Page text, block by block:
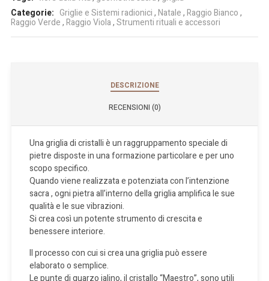
Categorie: Griglie e Sistemi radionici,Natale,Raggio Bianco,
Raggio Verde,Raggio Viola,Strumenti rituali e accessori
DESCRIZIONE
RECENSIONI (0)
Una griglia di cristalli è un raggruppamento speciale di
pietre disposte in una formazione particolare e per uno
scopo specifico.
Quando viene realizzata e potenziata con l’intenzione
sacra , ogni pietra all’interno della griglia amplifica le sue
qualità e le sue vibrazioni.
Si crea così un potente strumento di crescita e
benessere interiore.
Il processo con cui si crea una griglia può essere
elaborato o semplice.